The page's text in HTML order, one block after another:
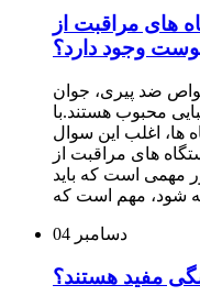
های مراقبت از
وجود دارد؟
ضد پیری، جوان
محبوب هستند.با
ها، اغلب این سوال
های مراقبت از
مهمی است که باید
04 دسامبر
مفید هستند؟